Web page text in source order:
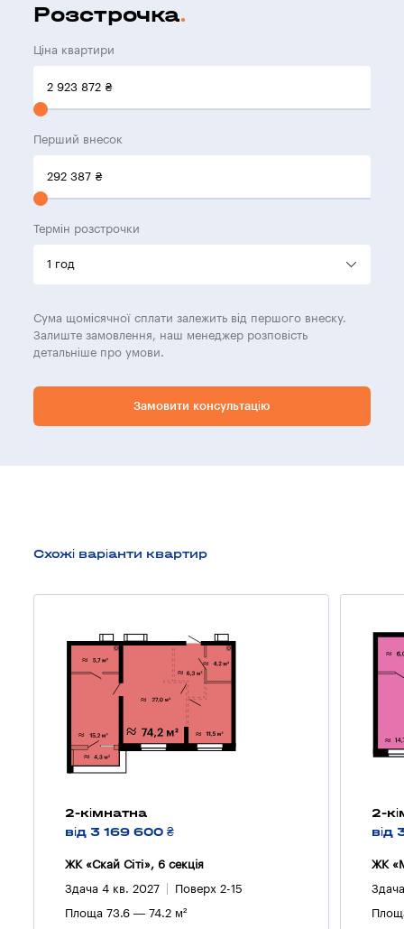
Розстрочка
Ціна квартири
2 923 872 ₴
Перший внесок
292 387 ₴
Термін розстрочки
Сума щомісячної сплати залежить від першого внеску.
Залиште замовлення, наш менеджер розповість
детальніше про умови.
Замовити консультацію
Схожі варіанти квартир
2-кімнатна
від 3 169 600 ₴
ЖК «Скай Сіті», 6 секцiя
Здача 4 кв. 2027 Поверх 2-15
Площа 73.6 — 74.2 м²
2-
від
ЖК